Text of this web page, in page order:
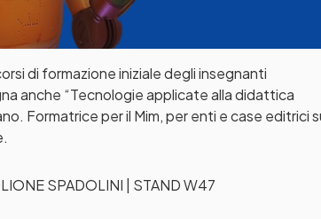
di formazione iniziale degli insegnanti
anche “Tecnologie applicate alla didattica
Formatrice per il Mim, per enti e case editrici
SPADOLINI | STAND W47